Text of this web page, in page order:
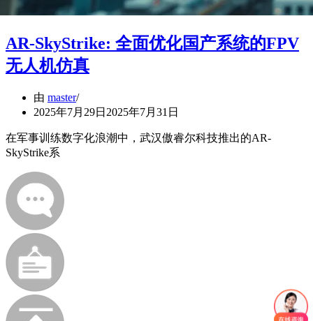
AR-SkyStrike: 全面优化国产系统的FPV
无人机仿真
由 master
2025年7月29日 2025年7月31日
在军事训练数字化浪潮中，武汉傲睿尔科技推出的AR-
SkyStrike系